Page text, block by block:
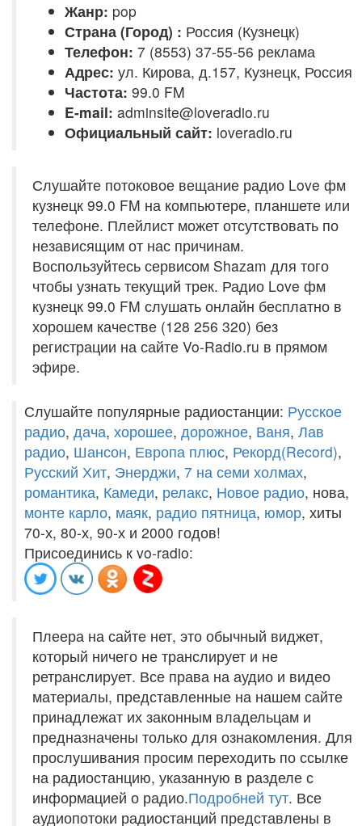
Жанр: pop
Страна (Город) : Россия (Кузнецк)
Телефон: 7 (8553) 37-55-56 реклама
Адрес: ул. Кирова, д.157, Кузнецк, Россия
Частота: 99.0 FM
E-mail: adminsite@loveradio.ru
Официальный сайт: loveradio.ru
Слушайте потоковое вещание радио Love фм
кузнецк 99.0 FM на компьютере, планшете или
телефоне. Плейлист может отсутствовать по
независящим от нас причинам.
Воспользуйтесь сервисом Shazam для того
чтобы узнать текущий трек. Радио Love фм
кузнецк 99.0 FM слушать онлайн бесплатно в
хорошем качестве (128 256 320) без
регистрации на сайте Vo-Radio.ru в прямом
эфире.
Слушайте популярные радиостанции: Русское
радио, дача, хорошее, дорожное, Ваня, Лав
радио, Шансон, Европа плюс, Рекорд(Record),
Русский Хит, Энерджи, 7 на семи холмах,
романтика, Камеди, релакс, Новое радио, нова,
монте карло, маяк, радио пятница, юмор, хиты
70-х, 80-х, 90-х и 2000 годов!
Присоединись к vo-radio:
Плеера на сайте нет, это обычный виджет,
который ничего не транслирует и не
ретранслирует. Все права на аудио и видео
материалы, представленные на нашем сайте
принадлежат их законным владельцам и
предназначены только для ознакомления. Для
прослушивания просим переходить по ссылке
на радиостанцию, указанную в разделе с
информацией о радио.Подробней тут. Все
аудиопотоки радиостанций представлены в